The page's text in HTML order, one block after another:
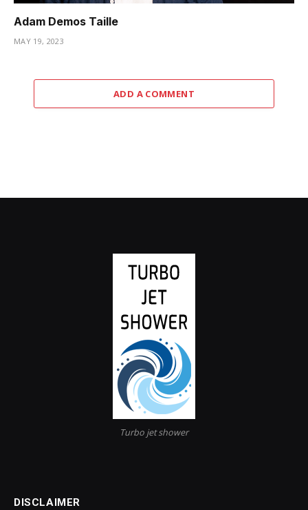
Adam Demos Taille
MAY 19, 2023
ADD A COMMENT
Turbo jet shower
DISCLAIMER